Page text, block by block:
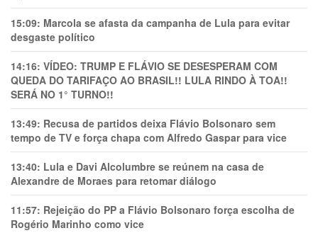
15:09: Marcola se afasta da campanha de Lula para evitar
desgaste político
14:16: VÍDEO: TRUMP E FLÁVIO SE DESESPERAM COM
QUEDA DO TARIFAÇO AO BRASIL!! LULA RINDO À TOA!!
SERÁ NO 1° TURNO!!
13:49: Recusa de partidos deixa Flávio Bolsonaro sem
tempo de TV e força chapa com Alfredo Gaspar para vice
13:40: Lula e Davi Alcolumbre se reúnem na casa de
Alexandre de Moraes para retomar diálogo
11:57: Rejeição do PP a Flávio Bolsonaro força escolha de
Rogério Marinho como vice